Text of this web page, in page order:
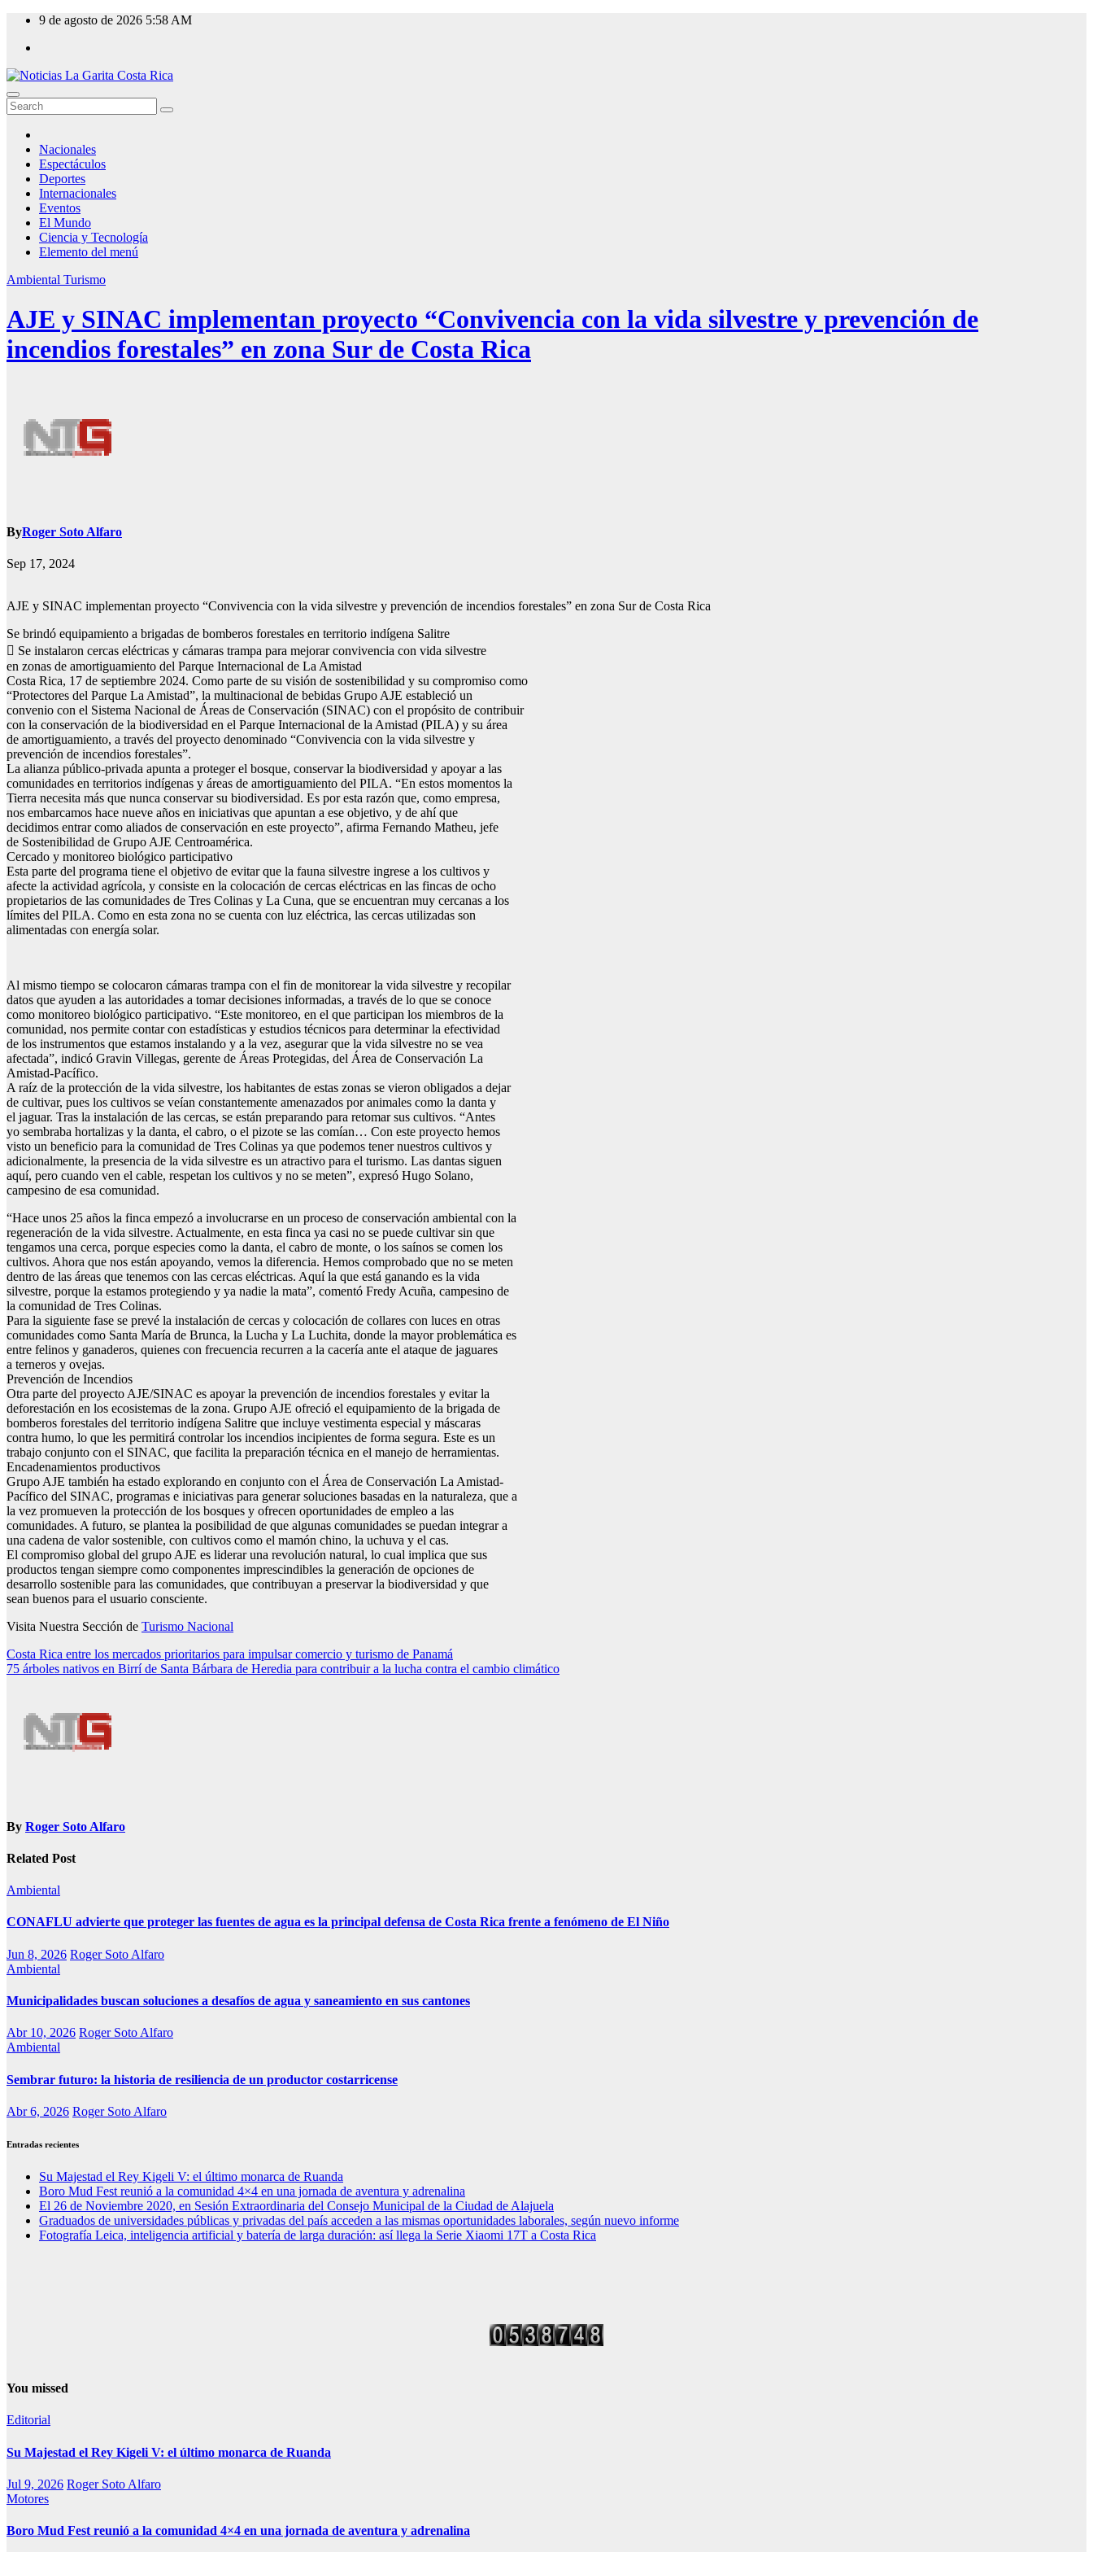
Skip
content
9 de agosto de 2026 5:58 AM
Nacionales
Espectáculos
Deportes
Internacionales
Eventos
El Mundo
Ciencia y Tecnología
Elemento del menú
Ambiental Turismo
AJE y SINAC implementan proyecto “Convivencia con la vida silvestre y prevención de
incendios forestales” en zona Sur de Costa Rica
ByRoger Soto Alfaro
Sep 17, 2024
AJE y SINAC implementan proyecto “Convivencia con la vida silvestre y prevención de incendios forestales” en zona Sur de Costa Rica
Se brindó equipamiento a brigadas de bomberos forestales en territorio indígena Salitre
 Se instalaron cercas eléctricas y cámaras trampa para mejorar convivencia con vida silvestre
en zonas de amortiguamiento del Parque Internacional de La Amistad
Costa Rica, 17 de septiembre 2024. Como parte de su visión de sostenibilidad y su compromiso como
“Protectores del Parque La Amistad”, la multinacional de bebidas Grupo AJE estableció un
convenio con el Sistema Nacional de Áreas de Conservación (SINAC) con el propósito de contribuir
con la conservación de la biodiversidad en el Parque Internacional de la Amistad (PILA) y su área
de amortiguamiento, a través del proyecto denominado “Convivencia con la vida silvestre y
prevención de incendios forestales”.
La alianza público-privada apunta a proteger el bosque, conservar la biodiversidad y apoyar a las
comunidades en territorios indígenas y áreas de amortiguamiento del PILA. “En estos momentos la
Tierra necesita más que nunca conservar su biodiversidad. Es por esta razón que, como empresa,
nos embarcamos hace nueve años en iniciativas que apuntan a ese objetivo, y de ahí que
decidimos entrar como aliados de conservación en este proyecto”, afirma Fernando Matheu, jefe
de Sostenibilidad de Grupo AJE Centroamérica.
Cercado y monitoreo biológico participativo
Esta parte del programa tiene el objetivo de evitar que la fauna silvestre ingrese a los cultivos y
afecte la actividad agrícola, y consiste en la colocación de cercas eléctricas en las fincas de ocho
propietarios de las comunidades de Tres Colinas y La Cuna, que se encuentran muy cercanas a los
límites del PILA. Como en esta zona no se cuenta con luz eléctrica, las cercas utilizadas son
alimentadas con energía solar.
Al mismo tiempo se colocaron cámaras trampa con el fin de monitorear la vida silvestre y recopilar
datos que ayuden a las autoridades a tomar decisiones informadas, a través de lo que se conoce
como monitoreo biológico participativo. “Este monitoreo, en el que participan los miembros de la
comunidad, nos permite contar con estadísticas y estudios técnicos para determinar la efectividad
de los instrumentos que estamos instalando y a la vez, asegurar que la vida silvestre no se vea
afectada”, indicó Gravin Villegas, gerente de Áreas Protegidas, del Área de Conservación La
Amistad-Pacífico.
A raíz de la protección de la vida silvestre, los habitantes de estas zonas se vieron obligados a dejar
de cultivar, pues los cultivos se veían constantemente amenazados por animales como la danta y
el jaguar. Tras la instalación de las cercas, se están preparando para retomar sus cultivos. “Antes
yo sembraba hortalizas y la danta, el cabro, o el pizote se las comían… Con este proyecto hemos
visto un beneficio para la comunidad de Tres Colinas ya que podemos tener nuestros cultivos y
adicionalmente, la presencia de la vida silvestre es un atractivo para el turismo. Las dantas siguen
aquí, pero cuando ven el cable, respetan los cultivos y no se meten”, expresó Hugo Solano,
campesino de esa comunidad.
“Hace unos 25 años la finca empezó a involucrarse en un proceso de conservación ambiental con la
regeneración de la vida silvestre. Actualmente, en esta finca ya casi no se puede cultivar sin que
tengamos una cerca, porque especies como la danta, el cabro de monte, o los saínos se comen los
cultivos. Ahora que nos están apoyando, vemos la diferencia. Hemos comprobado que no se meten
dentro de las áreas que tenemos con las cercas eléctricas. Aquí la que está ganando es la vida
silvestre, porque la estamos protegiendo y ya nadie la mata”, comentó Fredy Acuña, campesino de
la comunidad de Tres Colinas.
Para la siguiente fase se prevé la instalación de cercas y colocación de collares con luces en otras
comunidades como Santa María de Brunca, la Lucha y La Luchita, donde la mayor problemática es
entre felinos y ganaderos, quienes con frecuencia recurren a la cacería ante el ataque de jaguares
a terneros y ovejas.
Prevención de Incendios
Otra parte del proyecto AJE/SINAC es apoyar la prevención de incendios forestales y evitar la
deforestación en los ecosistemas de la zona. Grupo AJE ofreció el equipamiento de la brigada de
bomberos forestales del territorio indígena Salitre que incluye vestimenta especial y máscaras
contra humo, lo que les permitirá controlar los incendios incipientes de forma segura. Este es un
trabajo conjunto con el SINAC, que facilita la preparación técnica en el manejo de herramientas.
Encadenamientos productivos
Grupo AJE también ha estado explorando en conjunto con el Área de Conservación La Amistad-
Pacífico del SINAC, programas e iniciativas para generar soluciones basadas en la naturaleza, que a
la vez promueven la protección de los bosques y ofrecen oportunidades de empleo a las
comunidades. A futuro, se plantea la posibilidad de que algunas comunidades se puedan integrar a
una cadena de valor sostenible, con cultivos como el mamón chino, la uchuva y el cas.
El compromiso global del grupo AJE es liderar una revolución natural, lo cual implica que sus
productos tengan siempre como componentes imprescindibles la generación de opciones de
desarrollo sostenible para las comunidades, que contribuyan a preservar la biodiversidad y que
sean buenos para el usuario consciente.
Visita Nuestra Sección de Turismo Nacional
Navegación
de
Costa Rica entre los mercados prioritarios para impulsar comercio y turismo de Panamá
75 árboles nativos en Birrí de Santa Bárbara de Heredia para contribuir a la lucha contra el cambio climático
By Roger Soto Alfaro
Related Post
Ambiental
CONAFLU advierte que proteger las fuentes de agua es la principal defensa de Costa Rica frente a fenómeno de El Niño
Jun 8, 2026 Roger Soto Alfaro
Ambiental
Municipalidades buscan soluciones a desafíos de agua y saneamiento en sus cantones
Abr 10, 2026 Roger Soto Alfaro
Ambiental
Sembrar futuro: la historia de resiliencia de un productor costarricense
Abr 6, 2026 Roger Soto Alfaro
Entradas recientes
Su Majestad el Rey Kigeli V: el último monarca de Ruanda
Boro Mud Fest reunió a la comunidad 4×4 en una jornada de aventura y adrenalina
El 26 de Noviembre 2020, en Sesión Extraordinaria del Consejo Municipal de la Ciudad de Alajuela
Graduados de universidades públicas y privadas del país acceden a las mismas oportunidades laborales, según nuevo informe
Fotografía Leica, inteligencia artificial y batería de larga duración: así llega la Serie Xiaomi 17T a Costa Rica
You missed
Editorial
Su Majestad el Rey Kigeli V: el último monarca de Ruanda
Jul 9, 2026 Roger Soto Alfaro
Motores
Boro Mud Fest reunió a la comunidad 4×4 en una jornada de aventura y adrenalina